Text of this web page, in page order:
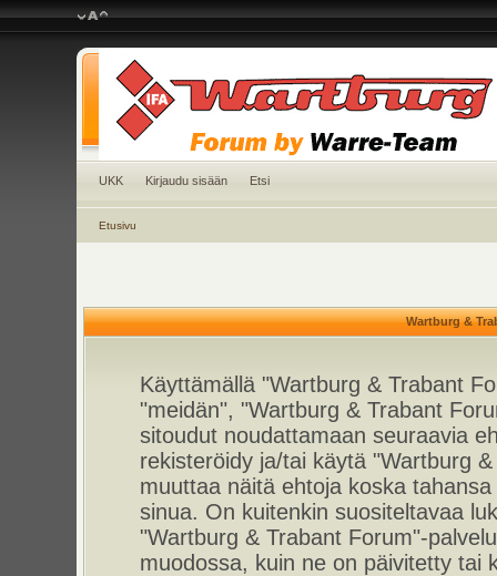
UKK Kirjaudu sisään Etsi
Etusivu
Wartburg &
Käyttämällä "Wartburg & Trabant
"meidän", "Wartburg & Trabant
sitoudut noudattamaan seuraavia
rekisteröidy ja/tai käytä "Wartburg
muuttaa näitä ehtoja koska
sinua. On kuitenkin suositeltavaa
"Wartburg & Trabant Forum"-
muodossa, kuin ne on päivitetty tai